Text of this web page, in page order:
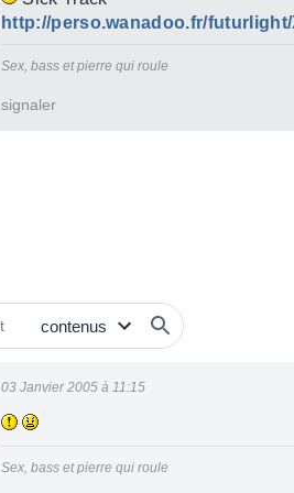
http://perso.wanadoo.fr/futurlight/
Sex, bass et pierre qui roule
signaler
03 Janvier 2005 à 11:15
Sex, bass et pierre qui roule